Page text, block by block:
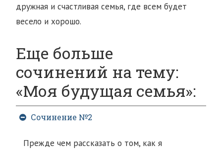
дружная и счастливая семья, где всем будет
весело и хорошо.
Еще больше
сочинений на тему:
«Моя будущая семья»:
Сочинение №2
Прежде чем рассказать о том, как я